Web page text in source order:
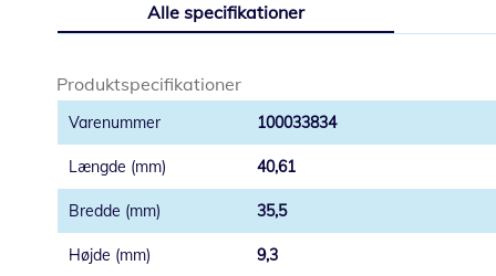
af
Alle specifikationer
Produktspecifikationer
100033834
40,61
35,5
9,3